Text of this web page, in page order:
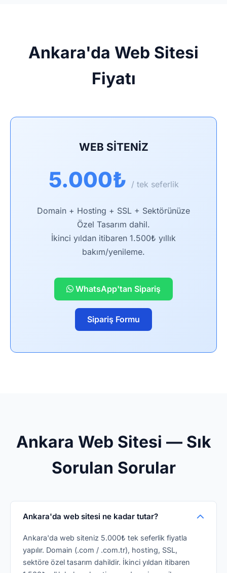
Ankara'da Web Sitesi
Fiyatı
WEB SİTENİZ
5.000₺ / tek seferlik
Domain + Hosting + SSL + Sektörünüze
Özel Tasarım dahil.
İkinci yıldan itibaren 1.500₺ yıllık
bakım/yenileme.
WhatsApp'tan Sipariş
Sipariş Formu
Ankara Web Sitesi — Sık
Sorulan Sorular
Ankara'da web sitesi ne kadar tutar?
Ankara'da web siteniz 5.000₺ tek seferlik fiyatla
yapılır. Domain (.com / .com.tr), hosting, SSL,
sektöre özel tasarım dahildir. İkinci yıldan itibaren